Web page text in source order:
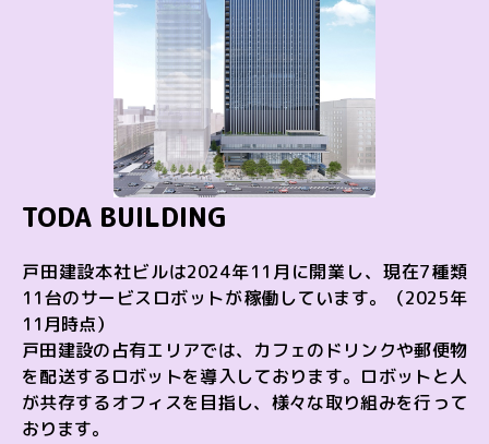
TODA BUILDING
戸田建設本社ビルは2024年11月に開業し、現在7種類
11台のサービスロボットが稼働しています。（2025年
11月時点）
戸田建設の占有エリアでは、カフェのドリンクや郵便物
を配送するロボットを導入しております。ロボットと人
が共存するオフィスを目指し、様々な取り組みを行って
おります。